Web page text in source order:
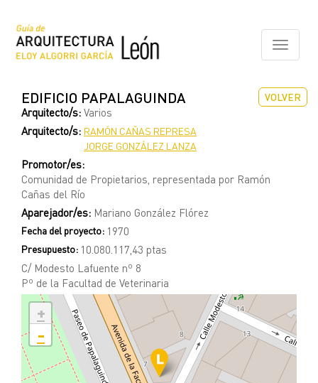
contenido
principal
Toggle
VOLVER
EDIFICIO PAPALAGUINDA
Arquitecto/s: Varios
Arquitecto/s: RAMÓN CAÑAS REPRESA
JORGE GONZÁLEZ LANZA
Promotor/es:
Comunidad de Propietarios, representada por Ramón
Cañas del Río
Aparejador/es: Mariano González Flórez
Fecha del proyecto: 1970
Presupuesto: 10.080.117,43 ptas
C/ Modesto Lafuente nº 8
Pº de la Facultad de Veterinaria
+
-